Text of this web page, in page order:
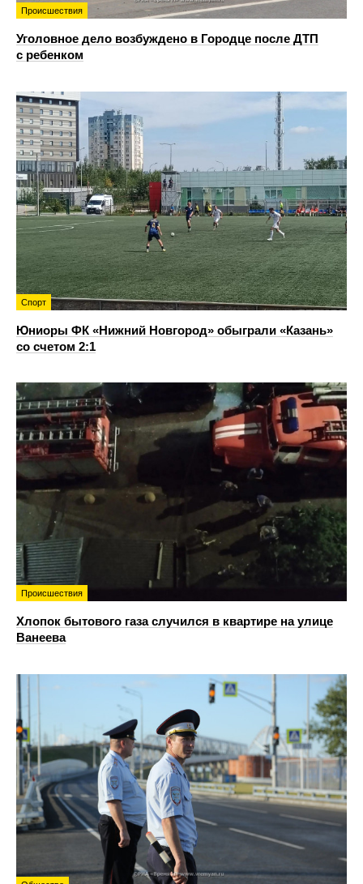
Происшествия
Уголовное дело возбуждено в Городце после ДТП
с ребенком
Спорт
Юниоры ФК «Нижний Новгород» обыграли «Казань»
со счетом 2:1
Происшествия
Хлопок бытового газа случился в квартире на улице
Ванеева